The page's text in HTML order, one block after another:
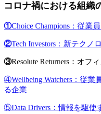
コロナ禍における組織
①Choice Champions： 従業
②Tech Investors： 新テクノ
③Resolute Returners： オフ
④Wellbeing Watchers：従業
る企業
⑤Data Drivers：情報を駆使